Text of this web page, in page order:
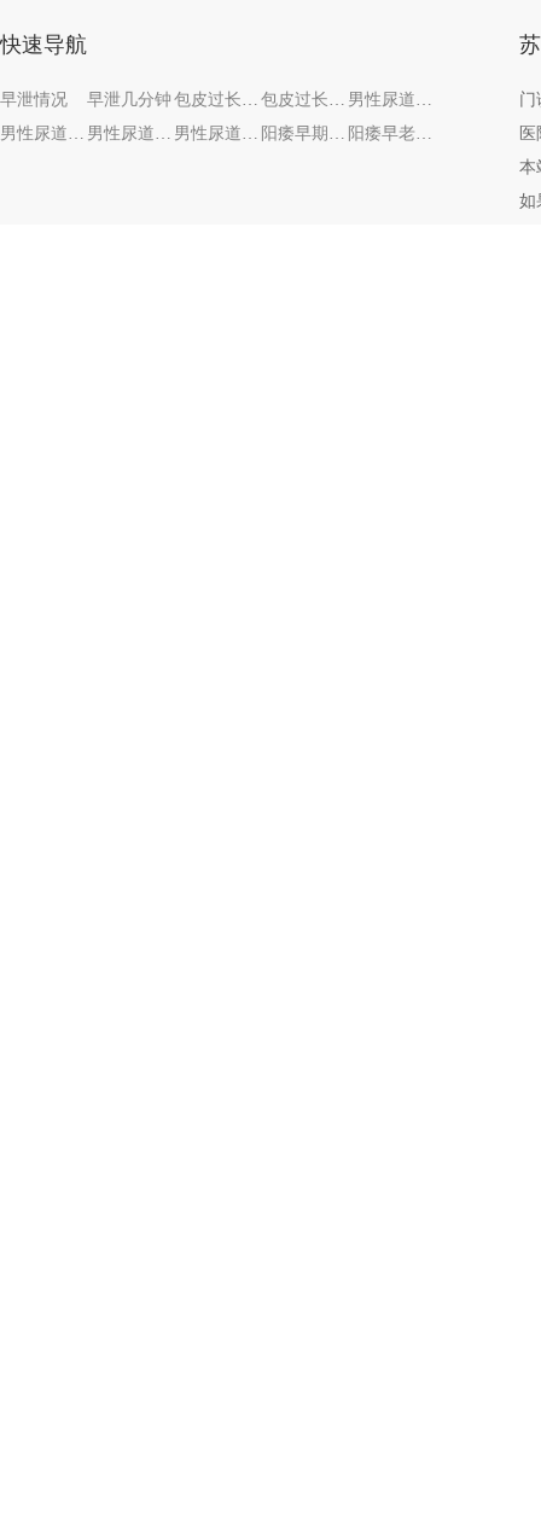
快速导航
早泄情况 早泄几分钟 包皮过长会有什么危害呢 包皮过长有害处吗
男性尿道炎有哪些症状了
男性尿道炎有什么症状？
男性尿道炎病因症状 男性尿道炎八种病因 阳痿早期的症状 阳痿早老方子
门
本
如